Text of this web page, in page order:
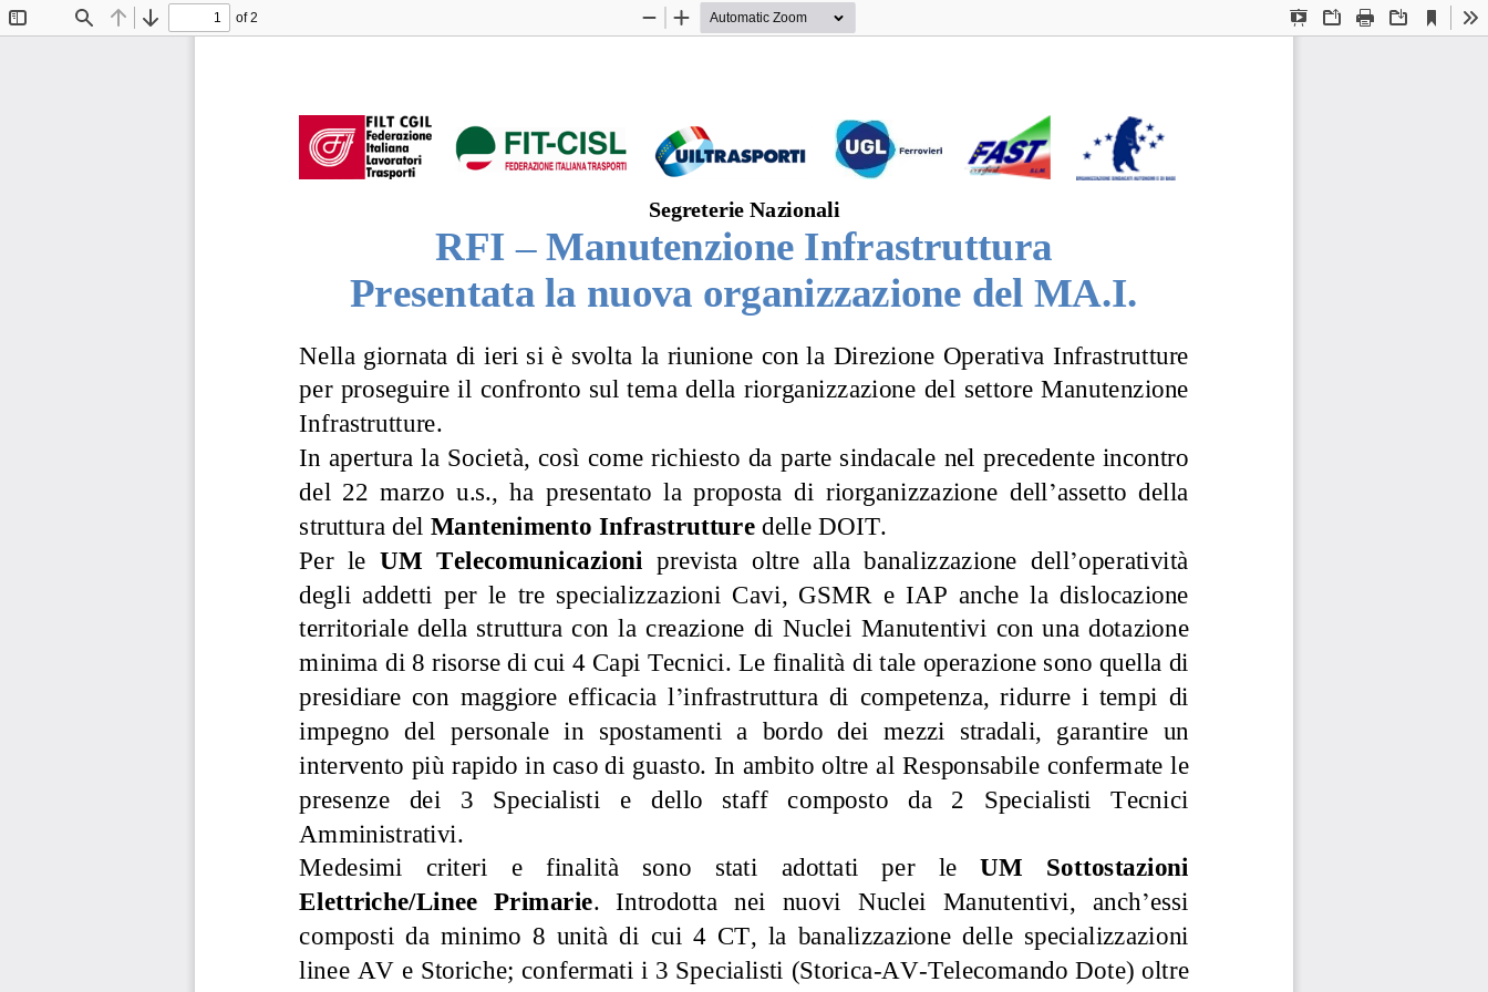
Find Previous
Next
of 2
Presentation
OpenPrint Download
Current
View
Zoom
Zoom
Segreterie Nazionali
RFI – Manutenzione Infrastruttura
Presentata la nuova organizzazione del MA.I.
Nella giornata di ieri si è svolta la riunione con la Direzione Operativa Infrastrutture
per proseguire il confronto sul tema della riorganizzazione del settore Manutenzione
Infrastrutture.
In apertura la Società, così come richiesto da parte sindacale nel precedente incontro
del 22  marzo  u.s., ha presentato la  proposta  di riorganizzazione  dell’assetto  della
struttura del Mantenimento Infrastrutture delle DOIT.
Per  le UM Telecomunicazioni prevista oltre  alla banalizzazione dell’operatività
degli  addetti per  le  tre  specializzazioni  Cavi,  GSMR  e  IAP anche la  dislocazione
territoriale  della  struttura  con  la creazione  di Nuclei Manutentivi con  una  dotazione
minima di 8 risorse di cui 4 Capi Tecnici. Le finalità di tale operazione sono quella di
presidiare con  maggiore  efficacia  l’infrastruttura  di  competenza, ridurre i  tempi di
impegno del  personale in  spostamenti  a  bordo  dei  mezzi stradali, garantire un
intervento più rapido in caso di guasto. In ambito oltre al Responsabile confermate le
presenze
dei 3 Specialisti e dello staff composto da 2 Specialisti
Tecnici
Amministrativi.
Medesimi
criteri e finalità sono stati adottati per le UM Sottostazioni
Elettriche/Linee Primarie. Introdotta nei nuovi Nuclei Manutentivi, anch’essi
composti  da minimo  8  unità di  cui  4  CT, la  banalizzazione  delle specializzazioni
linee AV e Storiche; confermati i 3 Specialisti (Storica-AV-Telecomando Dote) oltre